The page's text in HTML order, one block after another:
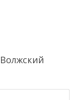
Волжский